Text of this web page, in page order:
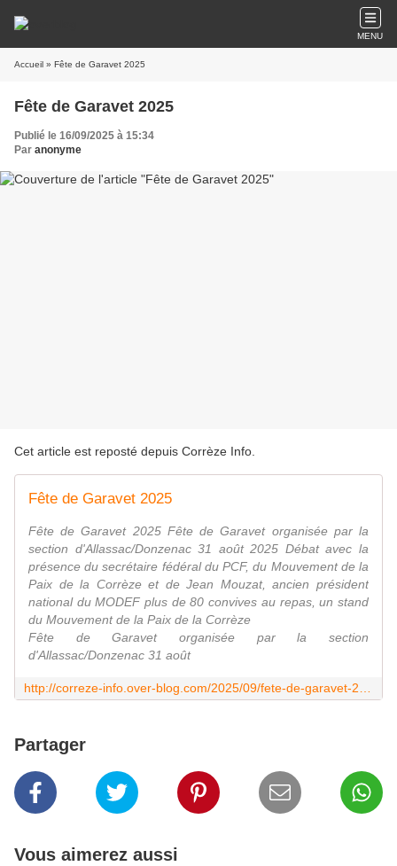
MENU
Accueil » Fête de Garavet 2025
Fête de Garavet 2025
Publié le 16/09/2025 à 15:34
Par anonyme
Cet article est reposté depuis Corrèze Info
Fête de Garavet 2025
Fête de Garavet 2025 Fête de Garavet organisée par la
section d'Allassac/Donzenac 31 août 2025 Débat avec la
présence du secrétaire fédéral du PCF, du Mouvement de la
Paix de la Corrèze et de Jean Mouzat, ancien président
national du MODEF plus de 80 convives au repas, un stand
du Mouvement de la Paix de la Corrèze
Fête de Garavet organisée par la section
d'Allassac/Donzenac 31 août
Partager
Vous aimerez aussi